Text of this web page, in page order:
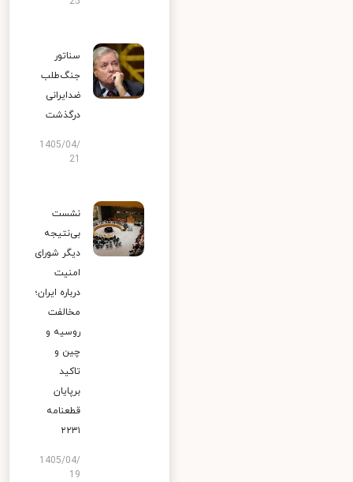
سناتور
جنگ‌طلب
ضدایرانی
درگذشت
1405/04/
نشست
بی‌نتیجه
دیگر شورای
امنیت
درباره ایران؛
مخالفت
روسیه و
چین و
تاکید
برپایان
قطعنامه
۲۲۳۱
1405/04/
19